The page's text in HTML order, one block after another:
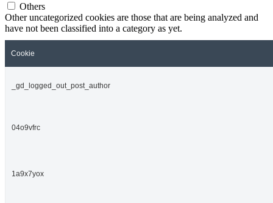
Others
Other uncategorized cookies are those that are being analyzed and
have not been classified into a category as yet.
Cookie
_gd_logged_out_post_author
04o9vfrc
1a9x7yox